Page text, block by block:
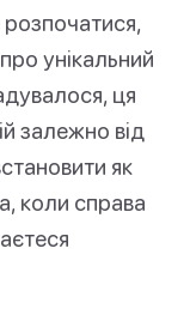
унікальний
ця
залежно від
як
коли справа